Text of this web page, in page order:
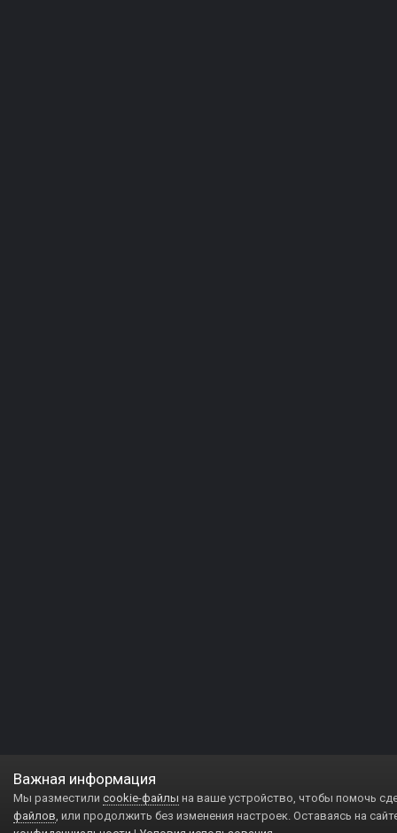
Важная информация
Мы разместили cookie-файлы на ваше устройство, чтобы помочь
файлов, или продолжить без изменения настроек. Оставаясь на